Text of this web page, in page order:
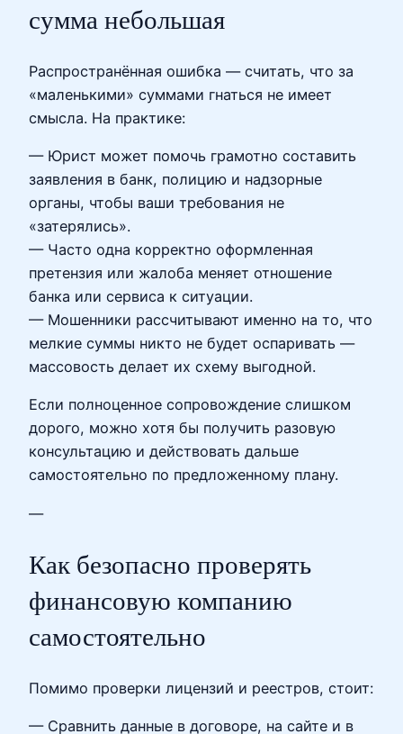
сумма небольшая
Распространённая ошибка — считать, что за
«маленькими» суммами гнаться не имеет
смысла. На практике:
— Юрист может помочь грамотно составить
заявления в банк, полицию и надзорные
органы, чтобы ваши требования не
«затерялись».
— Часто одна корректно оформленная
претензия или жалоба меняет отношение
банка или сервиса к ситуации.
— Мошенники рассчитывают именно на то, что
мелкие суммы никто не будет оспаривать —
массовость делает их схему выгодной.
Если полноценное сопровождение слишком
дорого, можно хотя бы получить разовую
консультацию и действовать дальше
самостоятельно по предложенному плану.
—
Как безопасно проверять
финансовую компанию
самостоятельно
Помимо проверки лицензий и реестров, стоит:
— Сравнить данные в договоре, на сайте и в